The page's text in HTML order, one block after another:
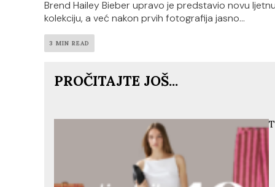
Brend Hailey Bieber upravo je predstavio novu
kolekciju, a već nakon prvih fotografija jasno...
3 MIN READ
PROČITAJTE JOŠ...